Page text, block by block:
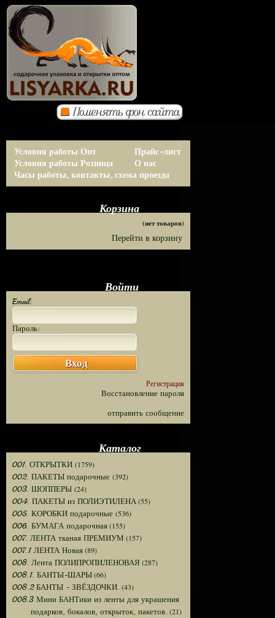
Условия работы Опт
Условия работы Розница
Прайс-лист
О нас
Часы работы, контакты, схема проезда
Корзина
(нет товаров)
Перейти в корзину
Войти
Email:
Пароль:
Вход
Регистрация
Восстановление пароля
отправить сообщение
Каталог
001. ОТКРЫТКИ (1759)
002. ПАКЕТЫ подарочные (392)
003. ШОППЕРЫ (24)
004. ПАКЕТЫ из ПОЛИЭТИЛЕНА(55)
005. КОРОБКИ подарочные (536)
006. БУМАГА подарочная(155)
007. ЛЕНТА тканая ПРЕМИУМ (157)
007.1 ЛЕНТА Новая(89)
008. Лента ПОЛИПРОПИЛЕНОВАЯ (287)
008.1. БАНТЫ-ШАРЫ(66)
008.2 БАНТЫ - ЗВЁЗДОЧКИ. (43)
008.3 Мини БАНТики из ленты для украшения
подарков, бокалов, открыток, пакетов. (21)